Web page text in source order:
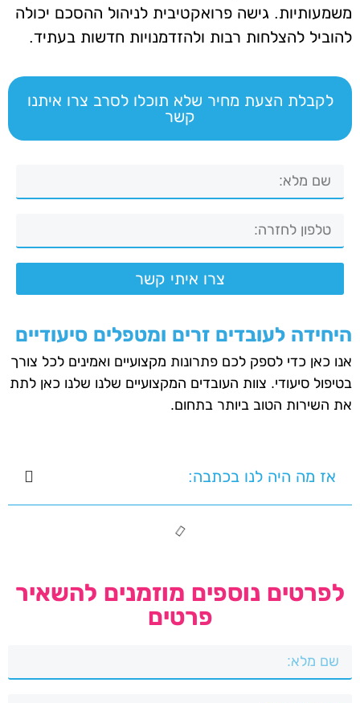
משמעותיות. גישה פרואקטיבית לניהול ההסכם יכולה
להוביל להצלחות רבות ולהזדמנויות חדשות בעתיד.
לקבלת הצעת מחיר שלא תוכלו לסרב צרו איתנו
קשר
צרו איתי קשר
היחידה לעובדים זרים ומטפלים סיעודיים
אנו כאן כדי לספק לכם פתרונות מקצועיים ואמינים לכל צורך
בטיפול סיעודי. צוות העובדים המקצועיים שלנו שלנו כאן לתת
את השירות הטוב ביותר בתחום.
אז מה היה לנו בכתבה:
לפרטים נוספים מוזמנים להשאיר
פרטים